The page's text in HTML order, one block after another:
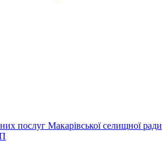
послуг Макарівської селищної ради